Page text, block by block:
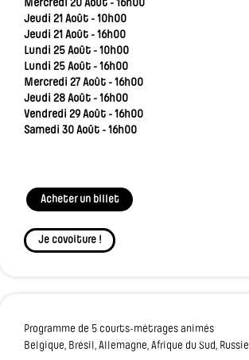
Mercredi 20 Août - 16h00
Jeudi 21 Août - 10h00
Jeudi 21 Août - 16h00
Lundi 25 Août - 10h00
Lundi 25 Août - 16h00
Mercredi 27 Août - 16h00
Jeudi 28 Août - 16h00
Vendredi 29 Août - 16h00
Samedi 30 Août - 16h00
Acheter un billet
Je covoiture !
Programme de 5 courts-métrages animés
Belgique, Brésil, Allemagne, Afrique du Sud, Russie